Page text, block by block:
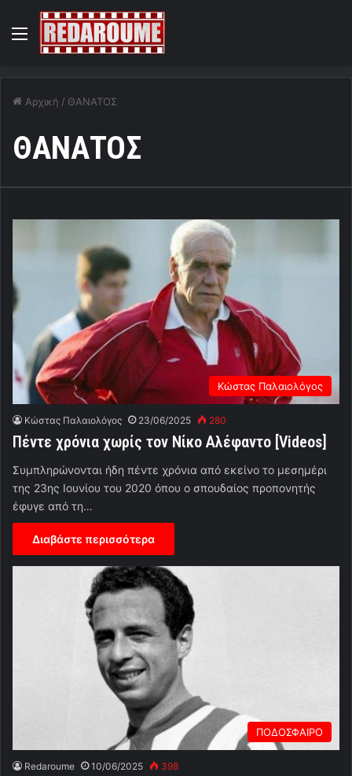
Menu
Αρχική / ΘΑΝΑΤΟΣ
ΘΑΝΑΤΟΣ
Κώστας Παλαιολόγος
Κώστας Παλαιολόγος 23/06/2025 280
Πέντε χρόνια χωρίς τον Νίκο Αλέφαντο [Videos]
Συμπληρώνονται ήδη πέντε χρόνια από εκείνο το μεσημέρι
της 23ης Ιουνίου του 2020 όπου ο σπουδαίος προπονητής
έφυγε από τη…
Διαβάστε περισσότερα
ΠΟΔΟΣΦΑΙΡΟ
Redaroume 10/06/2025 398